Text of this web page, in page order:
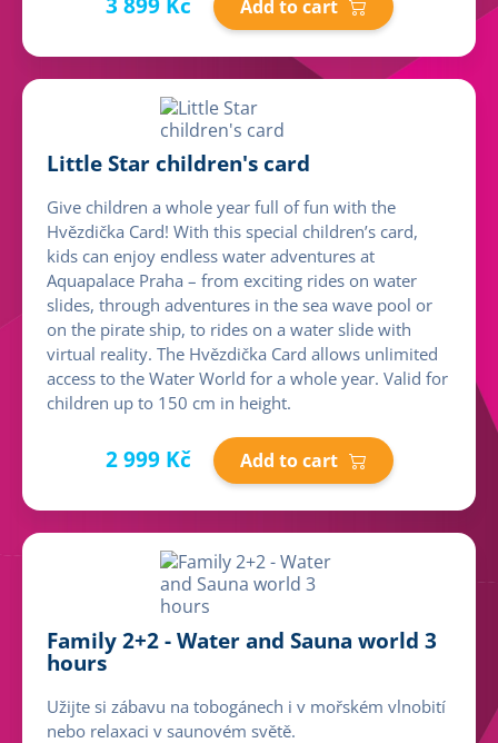
Add to cart
Little Star children's card
Give children a whole year full of fun with the
Hvězdička Card! With this special children’s card,
kids can enjoy endless water adventures at
Aquapalace Praha – from exciting rides on water
slides, through adventures in the sea wave pool or
on the pirate ship, to rides on a water slide with
virtual reality. The Hvězdička Card allows unlimited
access to the Water World for a whole year. Valid for
children up to 150 cm in height.
2 999 Kč Add to cart
Family 2+2 - Water and Sauna world 3
hours
Užijte si zábavu na tobogánech i v mořském vlnobití
nebo relaxaci v saunovém světě.